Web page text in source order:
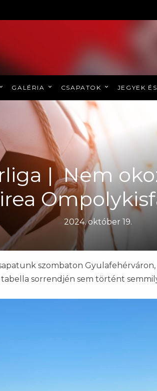
GALÉRIA CSAPATOK JEGYEK
| Nem
2024. október 19.
szombaton Gyulafehérváron,
sorrendjén sem történt